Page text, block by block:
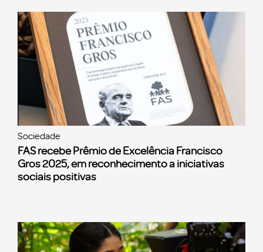
Sociedade
FAS recebe Prêmio de Excelência Francisco
Gros 2025, em reconhecimento a iniciativas
sociais positivas